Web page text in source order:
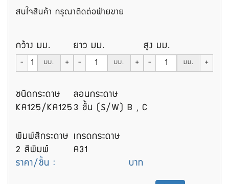
สนใจสินค้า กรุณาติดต่อฝ่ายขาย
กว้าง มม. ยาว มม. สูง มม.
- มม. + - มม. + - มม. +
ชนิดกระดาษ
ลอนกระดาษ
KA125/KA125 3 ชั้น (S/W) B , C
พิมพ์สีกระดาษ
เกรดกระดาษ
2 สีพิมพ์
A31
ราคา/ชิ้น :
บาท